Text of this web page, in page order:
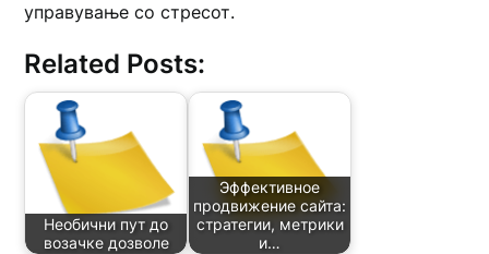
управување со стресот.
Related Posts:
Необични пут до
возачке дозволе
Эффективное
продвижение сайта:
стратегии, метрики
и…